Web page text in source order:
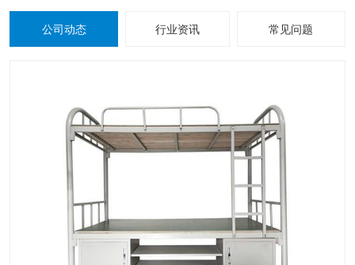
公司动态 行业资讯 常见问题